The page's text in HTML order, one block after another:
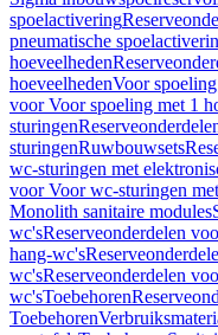
spoelactivering
pneumatische
hoeveelheden
hoeveelhedenVoor
voor Voor spoeling met 1
sturingen
sturingenRuwbouwsets
wc-sturingen met
voor Voor wc-sturingen
Monolith sanitaire modules
wc'sReserveonderdelen
hang-wc's
wc'sReserveonderdelen
wc'sToebehoren
Toebehoren